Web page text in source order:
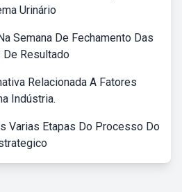
Urinário
Semana De Fechamento Das
Resultado
Relacionada A Fatores
Indústria.
Varias Etapas Do Processo Do